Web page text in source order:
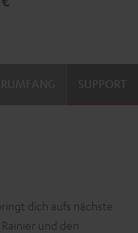
SUPPORT
dich aufs nächste
und den